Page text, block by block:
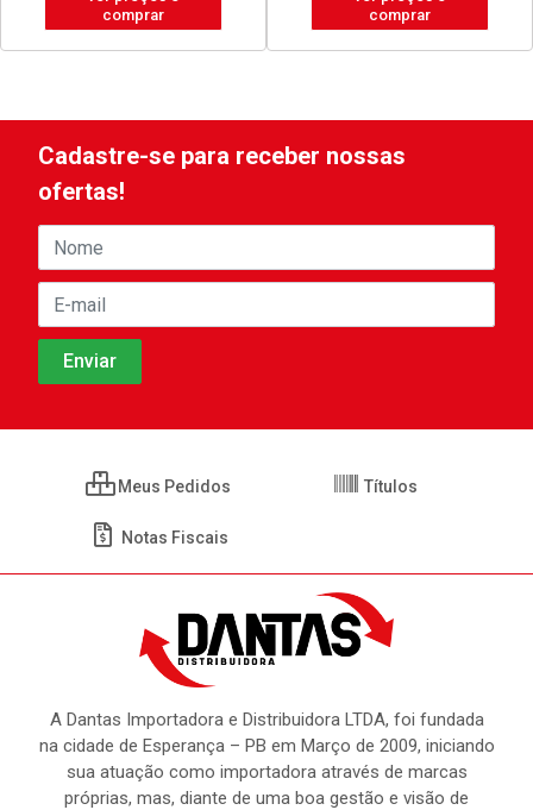
comprar
comprar
Cadastre-se para receber nossas
ofertas!
Meus Pedidos Títulos
Notas Fiscais
A Dantas Importadora e Distribuidora LTDA, foi fundada
na cidade de Esperança – PB em Março de 2009, iniciando
sua atuação como importadora através de marcas
próprias, mas, diante de uma boa gestão e visão de